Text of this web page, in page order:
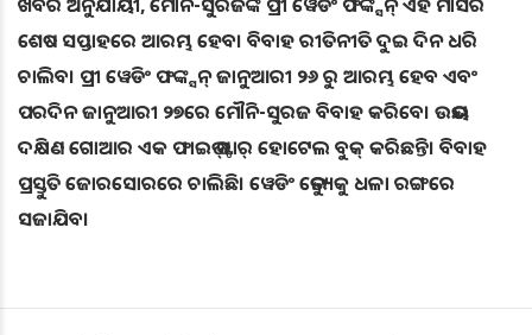
ଶେଷ ସପ୍ତାହରେ ଆରମ୍ଭ ହେବ। ବିବାହ ରୀତିନୀତି ଦୁଇ ଦିନ ଧରି
ଚାଲିବ। ପ୍ରୀ ୱେଡିଂ ଫଙ୍କ୍ସନ୍ ଜାନୁଆରୀ ୨୬ ରୁ ଆରମ୍ଭ ହେବ ଏବଂ
ପରଦିନ ଜାନୁଆରୀ ୨୭ରେ ମୌନି-ସୁରଜ ବିବାହ କରିବେ। ଉଭୟ
ଦକ୍ଷିଣ ଗୋଆର ଏକ ଫାଇଭ୍ ଷ୍ଟାର୍ ହୋଟେଲ ବୁକ୍ କରିଛନ୍ତି। ବିବାହ
ପ୍ରସ୍ତୁତି ଜୋରସୋରରେ ଚାଲିଛି। ୱେଡିଂ ଭେନ୍ୟୁକୁ ଧଳା ରଙ୍ଗରେ
ସଜାଯିବ।